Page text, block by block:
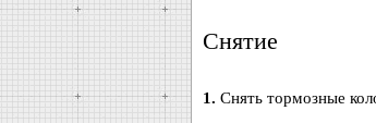
Cнятие
1. Снять тормозные